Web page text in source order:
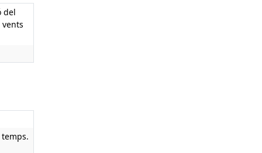
del